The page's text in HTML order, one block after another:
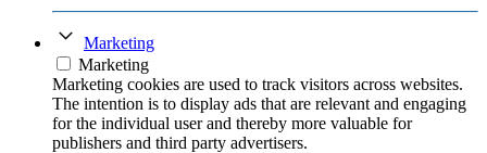
Marketing
Marketing
Marketing cookies are used to track visitors across websites.
The intention is to display ads that are relevant and engaging
for the individual user and thereby more valuable for
publishers and third party advertisers.